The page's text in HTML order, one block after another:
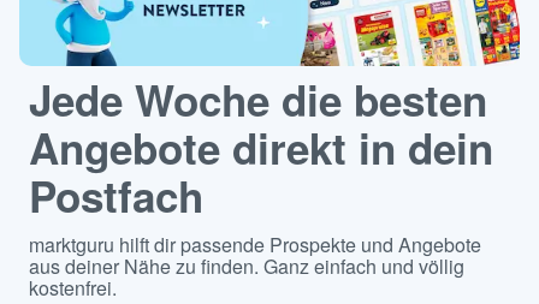
Jede Woche die besten
Angebote direkt in dein
Postfach
marktguru hilft dir passende Prospekte und Angebote
aus deiner Nähe zu finden. Ganz einfach und völlig
kostenfrei.